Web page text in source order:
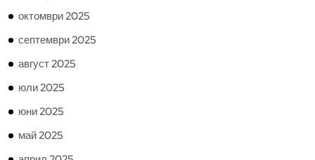
октомври 2025
септември 2025
август 2025
юли 2025
юни 2025
май 2025